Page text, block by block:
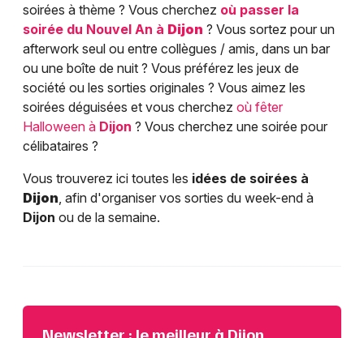
soirées à thème ? Vous cherchez où passer la
soirée du Nouvel An à Dijon ? Vous sortez pour un
afterwork seul ou entre collègues / amis, dans un bar
ou une boîte de nuit ? Vous préférez les jeux de
société ou les sorties originales ? Vous aimez les
soirées déguisées et vous cherchez où fêter
Halloween à Dijon ? Vous cherchez une soirée pour
célibataires ?
Vous trouverez ici toutes les idées de soirées à
Dijon, afin d'organiser vos sorties du week-end à
Dijon ou de la semaine.